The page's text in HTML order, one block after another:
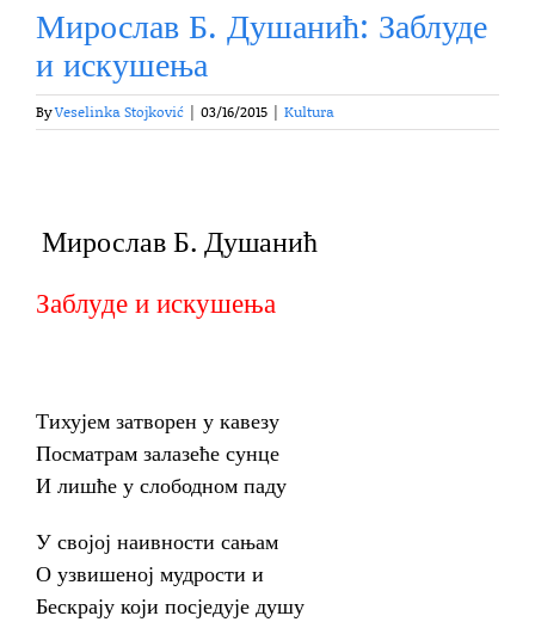
Мирослав Б. Душанић: Заблуде
и искушења
ByVeselinka Stojković 03/16/2015 Kultura
Мирослав Б. Душанић
Заблуде и искушења
Тихујем затворен у кавезу
Посматрам залазеће сунце
И лишће у слободном паду
У својој наивности сањам
О узвишеној мудрости и
Бескрају који посједује душу